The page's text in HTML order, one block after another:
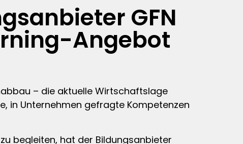
GFN
Angebot
– die aktuelle Wirtschaftslage
in Unternehmen gefragte Kompetenzen
begleiten, hat der Bildungsanbieter